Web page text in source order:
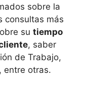
sobre la
consultas más
su tiempo
, saber
de Trabajo,
entre otras.